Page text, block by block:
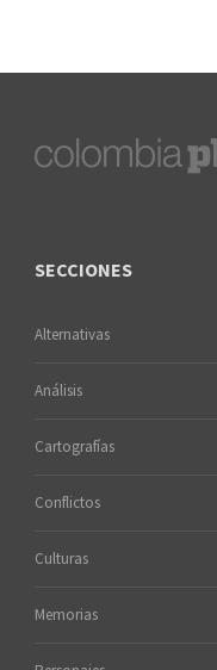
SECCIONES
Alternativas
Análisis
Cartografías
Conflictos
Culturas
Memorias